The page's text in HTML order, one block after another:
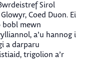
Sirol
Coed Duon. Ei
mewn
a’u hannog i
a darparu
trigolion a’r